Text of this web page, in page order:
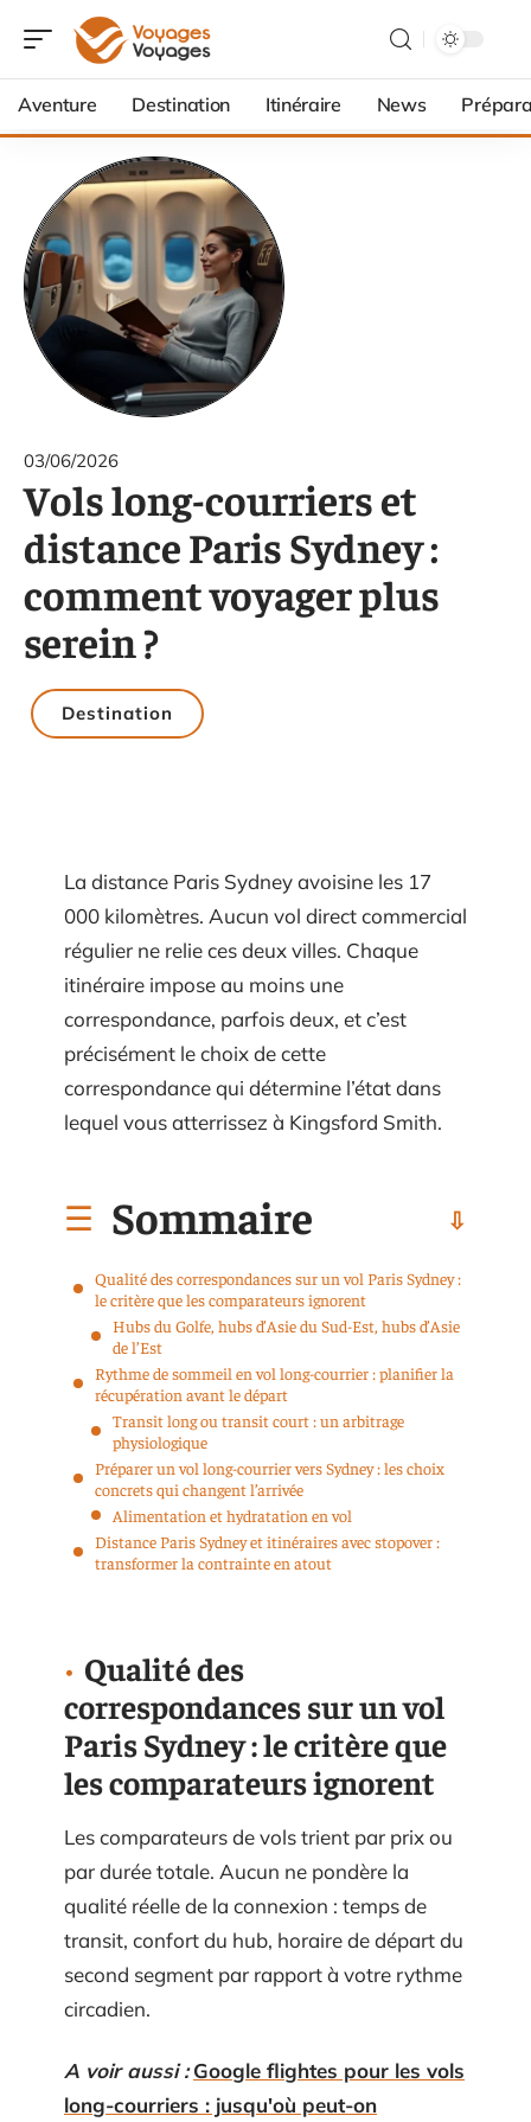
Aventure Destination Itinéraire News
03/06/2026
Vols long-courriers et
distance Paris Sydney :
comment voyager plus
serein ?
Destination
La distance Paris Sydney avoisine les 17
000 kilomètres. Aucun vol direct commercial
régulier ne relie ces deux villes. Chaque
itinéraire impose au moins une
correspondance, parfois deux, et c’est
précisément le choix de cette
correspondance qui détermine l’état dans
lequel vous atterrissez à Kingsford Smith.
Sommaire
Qualité des correspondances sur un vol Paris Sydney :
le critère que les comparateurs ignorent
Hubs du Golfe, hubs d’Asie du Sud-Est, hubs d’Asie
de l’Est
Rythme de sommeil en vol long-courrier : planifier la
récupération avant le départ
Transit long ou transit court : un arbitrage
physiologique
Préparer un vol long-courrier vers Sydney : les choix
concrets qui changent l’arrivée
Alimentation et hydratation en vol
Distance Paris Sydney et itinéraires avec stopover :
transformer la contrainte en atout
Qualité des
correspondances sur un vol
Paris Sydney : le critère que
les comparateurs ignorent
Les comparateurs de vols trient par prix ou
par durée totale. Aucun ne pondère la
qualité réelle de la connexion : temps de
transit, confort du hub, horaire de départ du
second segment par rapport à votre rythme
circadien.
A voir aussi : Google flightes pour les vols
long-courriers : jusqu'où peut-on